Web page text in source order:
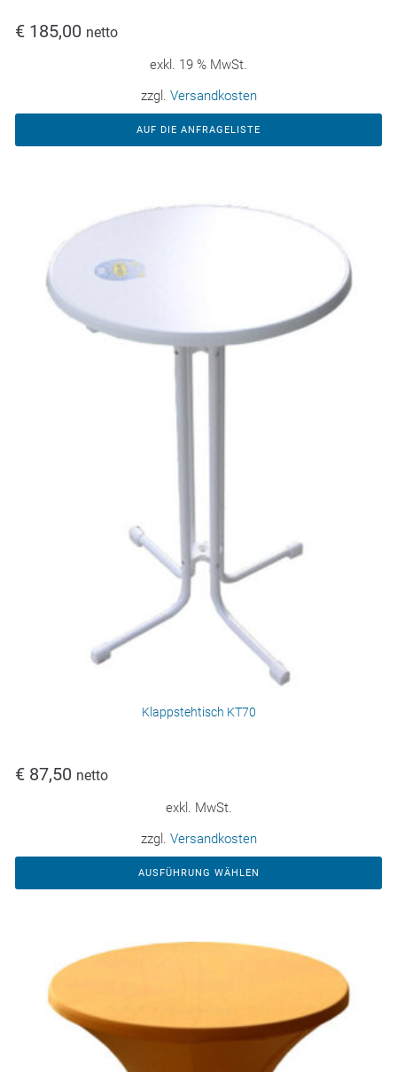
€ 185,00 netto
exkl. 19 % MwSt.
zzgl. Versandkosten
AUF DIE ANFRAGELISTE
Klappstehtisch KT70
€ 87,50 netto
exkl. MwSt.
zzgl. Versandkosten
AUSFÜHRUNG WÄHLEN